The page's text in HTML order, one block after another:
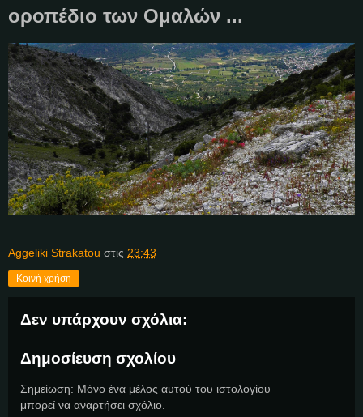
οροπέδιο των Ομαλών ...
Aggeliki Strakatou στις 23:43
Κοινή χρήση
Δεν υπάρχουν σχόλια:
Δημοσίευση σχολίου
Σημείωση: Μόνο ένα μέλος αυτού του ιστολογίου
μπορεί να αναρτήσει σχόλιο.